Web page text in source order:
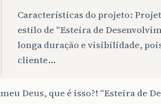
Características do projeto:
estilo de “Esteira de
longa duração e visibilidade,
cliente…
meu Deus, que é isso?! “Esteira de